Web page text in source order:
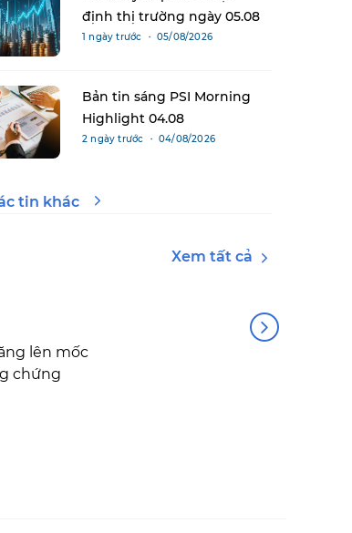
định thị trường ngày 05.08
1 ngày trước ・ 05/08/2026
Bản tin sáng PSI Morning
Highlight 04.08
2 ngày trước ・ 04/08/2026
tin khác
Xem tất cả
lên mốc
chứng